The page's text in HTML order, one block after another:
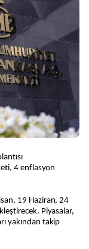
4 enflasyon
19 Haziran, 24
Piyasalar,
yakından takip